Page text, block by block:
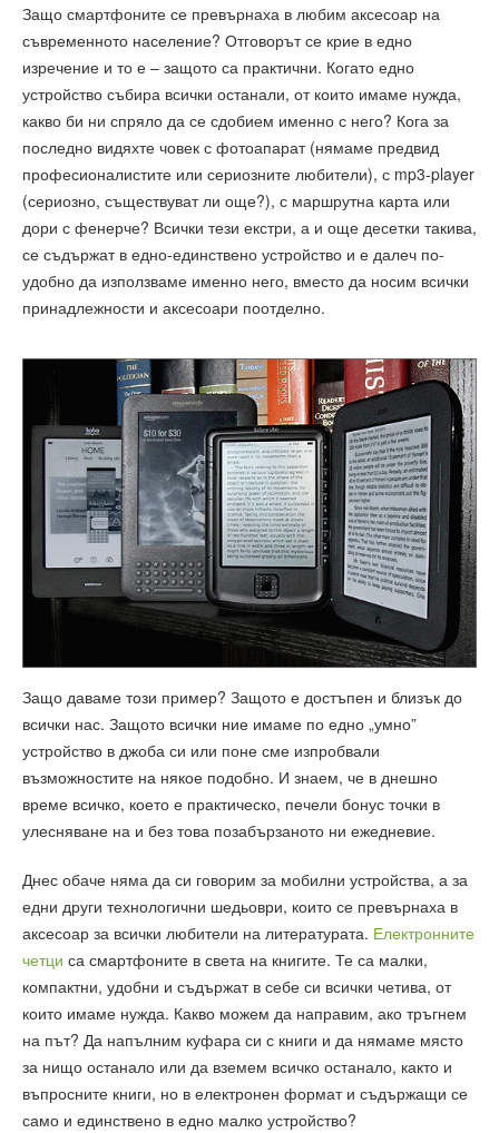
Защо смартфоните се превърнаха в любим аксесоар на
съвременното население? Отговорът се крие в едно
изречение и то е – защото са практични. Когато едно
устройство събира всички останали, от които имаме нужда,
какво би ни спряло да се сдобием именно с него? Кога за
последно видяхте човек с фотоапарат (нямаме предвид
професионалистите или сериозните любители), с mp3-player
(сериозно, съществуват ли още?), с маршрутна карта или
дори с фенерче? Всички тези екстри, а и още десетки такива,
се съдържат в едно-единствено устройство и е далеч по-
удобно да използваме именно него, вместо да носим всички
принадлежности и аксесоари поотделно.
Защо даваме този пример? Защото е достъпен и близък до
всички нас. Защото всички ние имаме по едно „умно”
устройство в джоба си или поне сме изпробвали
възможностите на някое подобно. И знаем, че в днешно
време всичко, което е практическо, печели бонус точки в
улесняване на и без това позабързаното ни ежедневие.
Днес обаче няма да си говорим за мобилни устройства, а за
едни други технологични шедьоври, които се превърнаха в
аксесоар за всички любители на литературата. Електронните
четци са смартфоните в света на книгите. Те са малки,
компактни, удобни и съдържат в себе си всички четива, от
които имаме нужда. Какво можем да направим, ако тръгнем
на път? Да напълним куфара си с книги и да нямаме място
за нищо останало или да вземем всичко останало, както и
въпросните книги, но в електронен формат и съдържащи се
само и единствено в едно малко устройство?